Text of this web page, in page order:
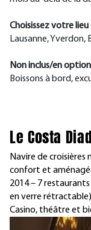
Choisissez votre
Lausanne,
Non inclus/en
Boissons à bord,
Le Costa
Navire de
confort et
2014 – 7
en verre
Casino, théâtre et